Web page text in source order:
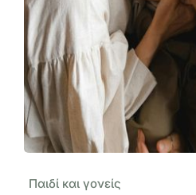
Παιδί και γονείς